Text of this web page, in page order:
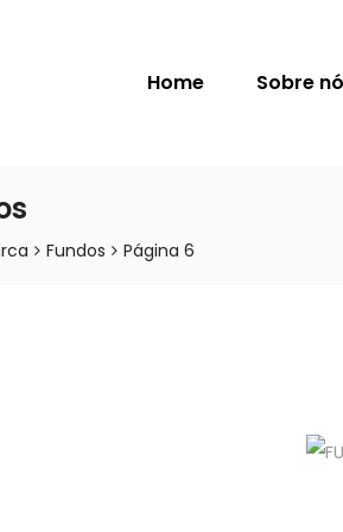
Home Sobre
Fundos Página 6